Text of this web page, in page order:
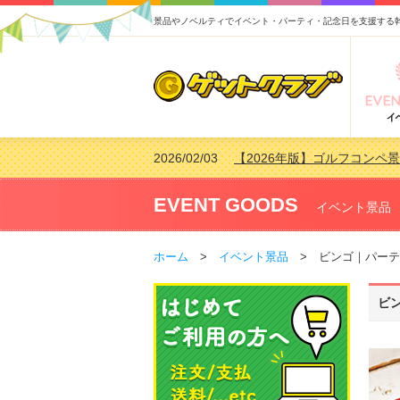
景品やノベルティでイベント・パーティ・記念日を支援する
2026/02/03【2026年版】ゴルフコンペ
2026/07/15【2026年版】ビンゴゲーム
2026/04/03【2026年版】ゴルフコンペ
2026/02/16【2026年版】結婚式の二次
EVENT GOODS イベント景品
ホーム > イベント景品 > ビンゴ｜パーテ
ビ